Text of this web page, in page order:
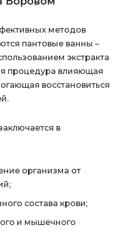
методов
пантовые ванны –
экстракта
процедура влияющая
восстановиться
в
организма от
состава крови;
и мышечного